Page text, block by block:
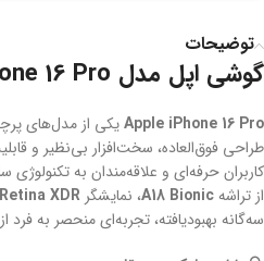
توضیحات
گوشی اپل مدل iPhone 16 Pro (آیفون 16 پرو)
Apple iPhone 16 Pro
طراحی فوق‌العاده، سخت‌افزار بی‌نظیر و
کاربران حرفه‌ای و علاقه‌مندان به
از تراشهA18 Bionic، نمایشگر XDR
سه‌گانه بهبودیافته، تجربه‌ای منحصر به فرد